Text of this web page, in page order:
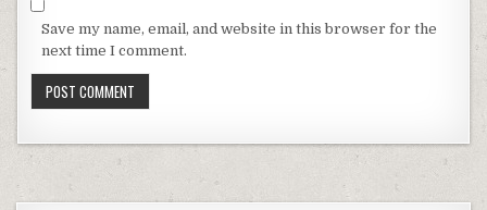
Save my name, email, and website in this browser for the
next time I comment.